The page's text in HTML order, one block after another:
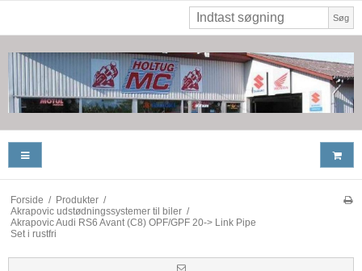
Søg
Forside / Produkter /
Akrapovic udstødningssystemer til biler /
Akrapovic Audi RS6 Avant (C8) OPF/GPF 20-> Link Pipe
Set i rustfri